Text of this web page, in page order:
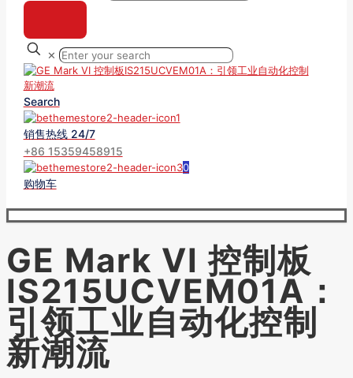
✕
Search
销售热线 24/7
+86 15359458915
0
购物车
GE Mark VI 控制板
IS215UCVEM01A：
引领工业自动化控制
新潮流